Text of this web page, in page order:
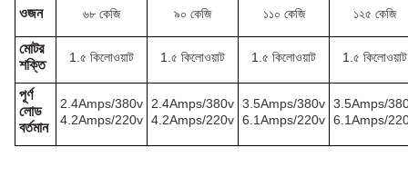
ওজন ৬৮ কেজি ৯০ কেজি ১১০ কেজি ১২৫ কেজি
মোটর
শক্তি
1.৫ কিলোওয়াট 1.৫ কিলোওয়াট 1.৫ কিলোওয়াট 1.৫ কিলোওয়াট
পূর্ণ
লোড
বর্তমান
2.4Amps/380v
4.2Amps/220v
2.4Amps/380v
4.2Amps/220v
3.5Amps/380v
6.1Amps/220v
3.5Amps/
6.1Amps/